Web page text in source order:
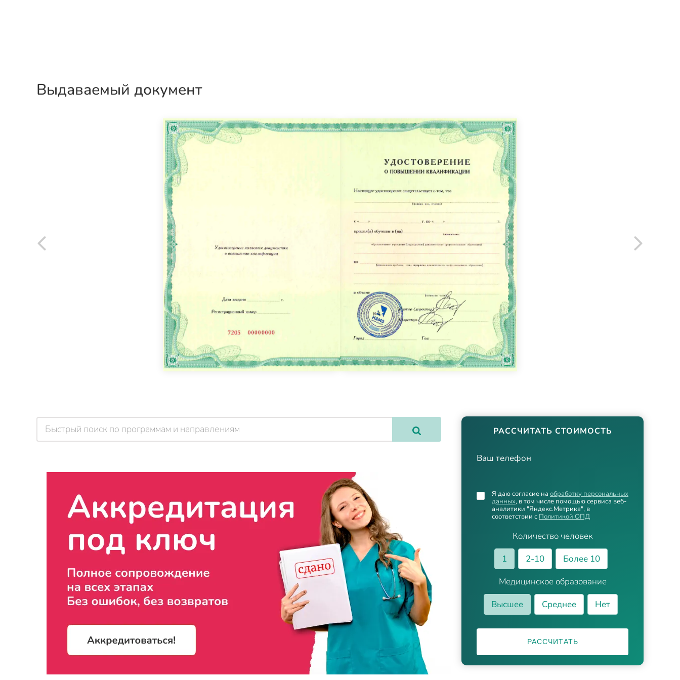
Выдаваемый документ
РАССЧИТАТЬ СТОИМОСТЬ
Ваш телефон
Количество человек
1
2-10
Более 10
Медицинское образование
Высшее
Среднее Нет
Я даю согласие на обработку персональных
данных, в том числе помощью сервиса веб-
аналитики "Яндекс.Метрика", в
соответствии с Политикой ОПД
РАССЧИТАТЬ